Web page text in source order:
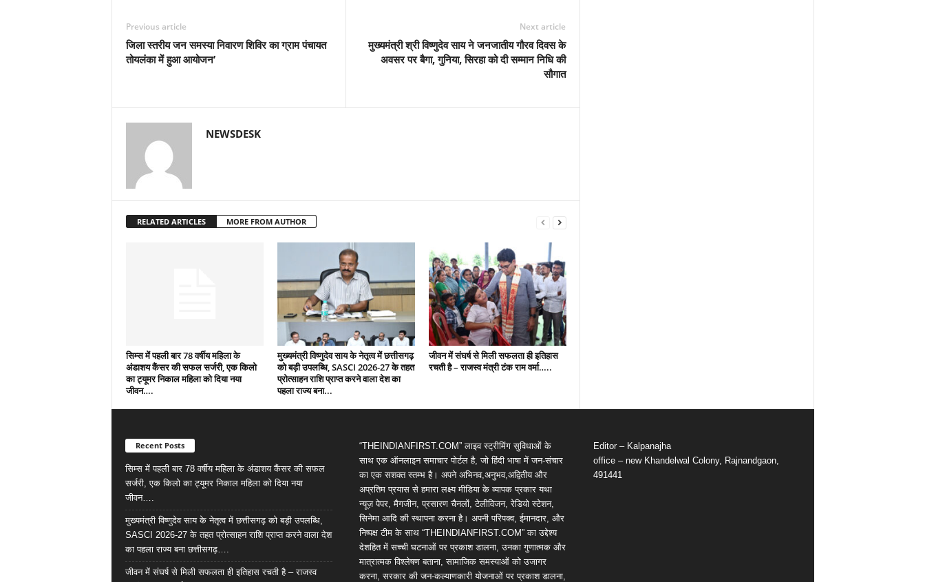
Previous article
जिला स्तरीय जन समस्या निवारण शिविर का ग्राम पंचायत
तोयलंका में हुआ आयोजन’
Next article
मुख्यमंत्री श्री विष्णुदेव साय ने जनजातीय गौरव दिवस के
अवसर पर बैगा, गुनिया, सिरहा को दी सम्मान निधि की
सौगात
NEWSDESK
RELATED ARTICLES MORE FROM AUTHOR
सिम्स में पहली बार 78 वर्षीय महिला के
अंडाशय कैंसर की सफल सर्जरी, एक किलो
का ट्यूमर निकाल महिला को दिया नया
जीवन….
मुख्यमंत्री विष्णुदेव साय के नेतृत्व में छत्तीसगढ़
को बड़ी उपलब्धि, SASCI 2026-27 के तहत
प्रोत्साहन राशि प्राप्त करने वाला देश का
पहला राज्य बना...
जीवन में संघर्ष से मिली सफलता ही इतिहास
रचती है – राजस्व मंत्री टंक राम वर्मा…..
Recent Posts
सिम्स में पहली बार 78 वर्षीय महिला के अंडाशय कैंसर की सफल
सर्जरी, एक किलो का ट्यूमर निकाल महिला को दिया नया
जीवन….
मुख्यमंत्री विष्णुदेव साय के नेतृत्व में छत्तीसगढ़ को बड़ी उपलब्धि,
SASCI 2026-27 के तहत प्रोत्साहन राशि प्राप्त करने वाला देश
का पहला राज्य बना छत्तीसगढ़….
जीवन में संघर्ष से मिली सफलता ही इतिहास रचती है – राजस्व
“THEINDIANFIRST.COM” लाइव स्ट्रीमिंग सुविधाओं के
साथ एक ऑनलाइन समाचार पोर्टल है, जो हिंदी भाषा में जन-संचार
का एक सशक्त स्तम्भ है। अपने अभिनव,अनुभव,अद्वितीय और
अप्रतिम प्रयास से हमारा लक्ष्य मीडिया के व्यापक प्रकार यथा
न्यूज़ पेपर, मैगजीन, प्रसारण चैनलों, टेलीविजन, रेडियो स्टेशन,
सिनेमा आदि की स्थापना करना है। अपनी परिपक्व, ईमानदार, और
निष्पक्ष टीम के साथ “THEINDIANFIRST.COM” का उद्देश्य
देशहित में सच्ची घटनाओं पर प्रकाश डालना, उनका गुणात्मक और
मात्रात्मक विश्लेषण बताना, सामाजिक समस्याओं को उजागर
करना, सरकार की जन-कल्याणकारी योजनाओं पर प्रकाश डालना,
Editor – Kalpanajha
office – new Khandelwal Colony, Rajnandgaon,
491441